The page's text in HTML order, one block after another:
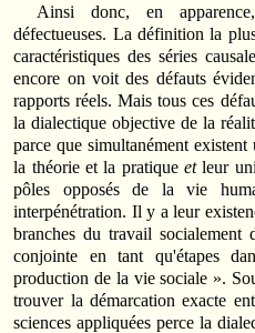
Ainsi donc, en
défectueuses. La définition la
caractéristiques des séries
encore on voit des défauts
rapports réels. Mais tous ces
la dialectique objective de la
parce que simultanément
la théorie et la pratique etleur
pôles opposés de la vie
interpénétration. Il y a leur
branches du travail socialement
conjointe en tant qu'étapes
production de la vie sociale ».
trouver la démarcation exacte
sciences appliquées perce la